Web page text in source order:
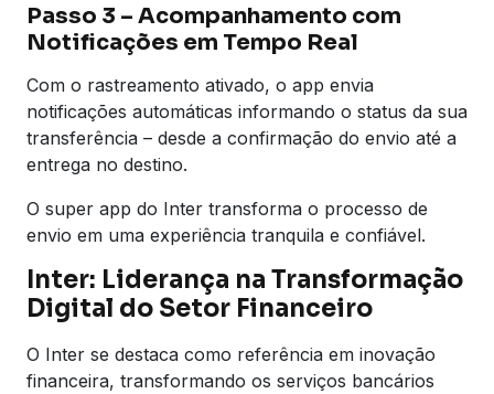
Passo 3 – Acompanhamento com
Notificações em Tempo Real
Com o rastreamento ativado, o app envia
notificações automáticas informando o status da sua
transferência – desde a confirmação do envio até a
entrega no destino.
O super app do Inter transforma o processo de
envio em uma experiência tranquila e confiável.
Inter: Liderança na Transformação
Digital do Setor Financeiro
O Inter se destaca como referência em inovação
financeira, transformando os serviços bancários